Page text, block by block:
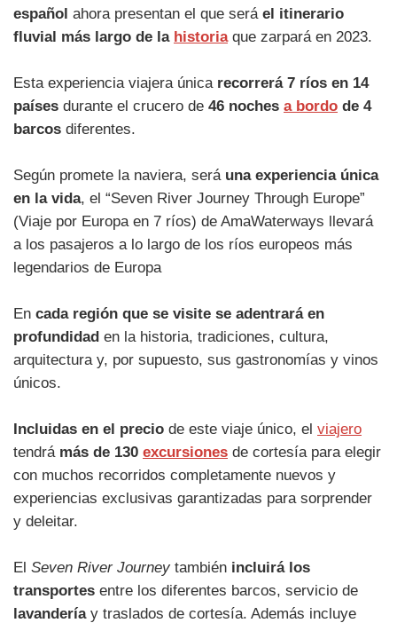
español ahora presentan el que será el itinerario
fluvial más largo de la historiaque zarpará en 2023.
Esta experiencia viajera única recorrerá 7 ríos en 14
países durante el crucero de 46 noches a bordo de 4
barcos diferentes.
Según promete la naviera, será una experiencia única
en la vida, el “Seven River Journey Through Europe”
(Viaje por Europa en 7 ríos) de AmaWaterways llevará
a los pasajeros a lo largo de los ríos europeos más
legendarios de Europa
En cada región que se visite se adentrará en
profundidad en la historia, tradiciones, cultura,
arquitectura y, por supuesto, sus gastronomías y vinos
únicos.
Incluidas en el precio de este viaje único, el viajero
tendrá más de 130 excursiones de cortesía para elegir
con muchos recorridos completamente nuevos y
experiencias exclusivas garantizadas para sorprender
y deleitar.
El Seven River Journey también incluirá los
transportes entre los diferentes barcos, servicio de
lavanderíay traslados de cortesía. Además incluye